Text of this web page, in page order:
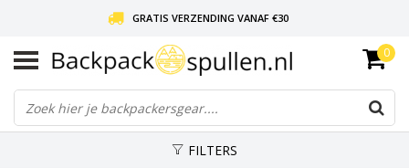
GRATIS VERZENDING VANAF €30
LIEFDE VOOR BACKPACKEN!
30 DAGEN GRATIS RETOUR
0
FILTERS